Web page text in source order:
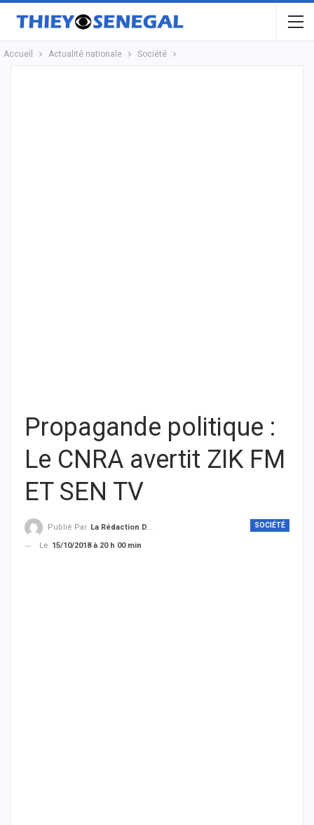
Accueil Actualité nationale Société
Propagande politique :
Le CNRA avertit ZIK FM
ET SEN TV
SOCIÉTÉ
Publié Par La Rédaction De THIEYSENEGAL.com
Le 15/10/2018 à 20 h 00 min